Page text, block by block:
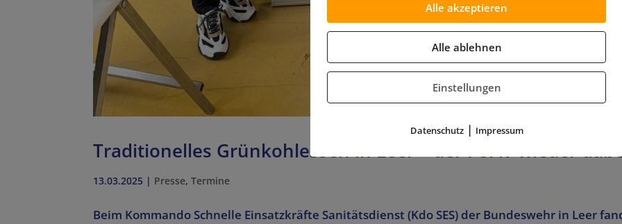
Traditionelles Grünkohlessen in Leer – der FUAV wieder
13.03.2025 | Presse,Termine
Beim Kommando Schnelle Einsatzkräfte Sanitätsdienst (Kdo SES) der Bundeswehr in Leer
Alle akzeptieren
Alle ablehnen
Einstellungen
Datenschutz| Impressum